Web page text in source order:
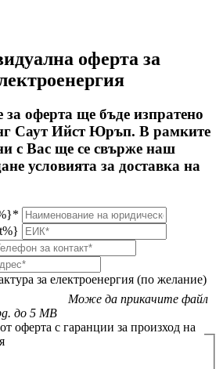
оферта за
оферта ще бъде изпратено
Саут Ийст Юръп. В рамките
с Вас ще се свърже наш
условията за доставка на
за електроенергия (по желание)
Може да прикачите файл
до 5 MB
оферта с гаранции за произход на